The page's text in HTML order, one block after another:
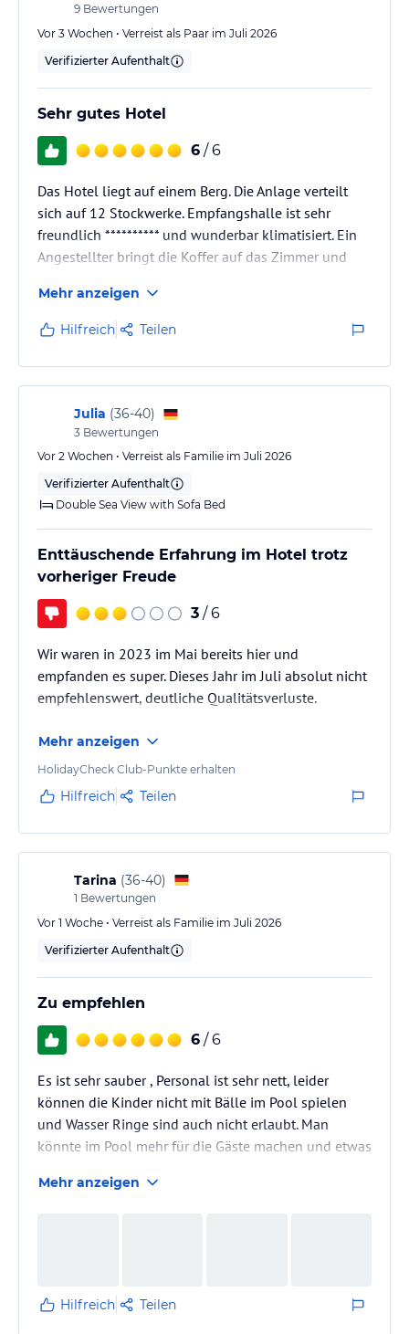
9 Bewertungen
Vor 3 Wochen • Verreist als Paar im Juli 2026
Verifizierter Aufenthalt
Sehr gutes Hotel
6 / 6
Das Hotel liegt auf einem Berg. Die Anlage verteilt
sich auf 12 Stockwerke. Empfangshalle ist sehr
freundlich ********** und wunderbar klimatisiert. Ein
Angestellter bringt die Koffer auf das Zimmer und
verwinkelt ist. Die Zimmer sind geräumig und haben
alle einen Balkon mit Meerblick. Der Zimmerservice
kam jeden Tag und das Zimmer sehr sauber gereinigt.
Kleinigkeiten im Zimmer könnten gerichtet werden
(bspw. wackeliger Kosmetikspiegel oder wackeliger…
Mehr anzeigen
Hilfreich Teilen
Julia (36-40)
3 Bewertungen
Vor 2 Wochen • Verreist als Familie im Juli 2026
Verifizierter Aufenthalt
Double Sea View with Sofa Bed
Enttäuschende Erfahrung im Hotel trotz
vorheriger Freude
3 / 6
Wir waren in 2023 im Mai bereits hier und
empfanden es super. Dieses Jahr im Juli absolut nicht
empfehlenswert, deutliche Qualitätsverluste.
Mehr anzeigen
HolidayCheck Club-Punkte erhalten
Hilfreich Teilen
Tarina (36-40)
1 Bewertungen
Vor 1 Woche • Verreist als Familie im Juli 2026
Verifizierter Aufenthalt
Zu empfehlen
6 / 6
Es ist sehr sauber , Personal ist sehr nett, leider
können die Kinder nicht mit Bälle im Pool spielen
und Wasser Ringe sind auch nicht erlaubt. Man
könnte im Pool mehr für die Gäste machen und etwas
Mehr anzeigen
Hilfreich Teilen